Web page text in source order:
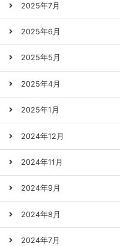
2025年7月
2025年6月
2025年5月
2025年4月
2025年1月
2024年12月
2024年11月
2024年9月
2024年8月
2024年7月